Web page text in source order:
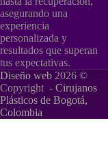
asegurando una
experiencia
personalizada y
resultados que superan
tus expectativas.
Diseño web 2026 ©
Copyright - Cirujanos
Plásticos de Bogotá,
Colombia